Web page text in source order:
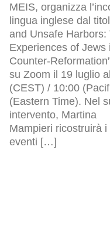
MEIS, organizza
lingua inglese dal
and Unsafe Harbors:
Experiences of Jews
Counter-
su Zoom il 19 luglio
(CEST) / 10:00
(Eastern Time). Nel
intervento, Martina
Mampieri ricostruirà
eventi […]